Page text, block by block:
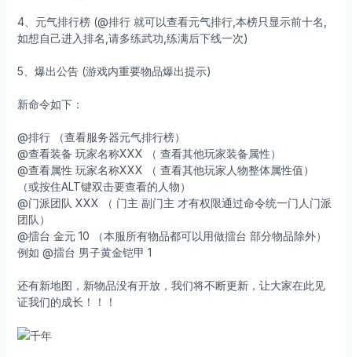
4、元气排行榜 (@排行 就可以查看元气排行,本榜只显示前十名,
如想自己进入排名,请多练武功,练满后下线一次)
5、爆出公告 (游戏内重要物品爆出提示)
新命令如下：
@排行 （查看服务器元气排行榜）
@查看装备 玩家名称XXX （ 查看其他玩家装备属性）
@查看属性 玩家名称XXX （ 查看其他玩家人物整体属性值）
（或按住ALT键双击要查看的人物）
@门派团队 XXX （ 门主 副门主 才有权限通过命令统一门人门派
团队）
@擂台 金元 10 （本服所有物品都可以用做擂台 部分物品除外）
例如 @擂台 男子黄金铠甲 1
还有新地图，新物品没有开放，我们将不断更新，让大家在此见
证我们的成长！！！